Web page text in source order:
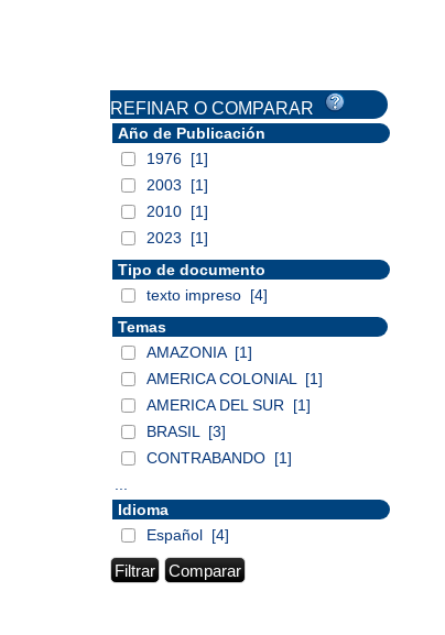
REFINAR O COMPARAR
Año de Publicación
1976 [1]
2003
[1]
2010 [1]
2023
[1]
Tipo de documento
texto impreso [4]
Temas
AMAZONIA [1]
AMERICA COLONIAL
[1]
AMERICA DEL SUR
[1]
BRASIL
[3]
CONTRABANDO [1]
Idioma
Español [4]